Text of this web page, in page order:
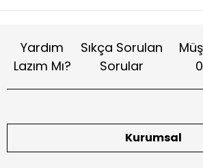
Yardım
Lazım Mı?
Sıkça Sorulan
Sorular
Kurumsal